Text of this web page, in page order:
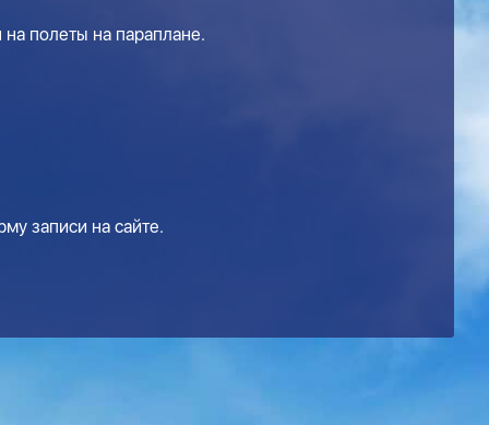
на полеты на параплане.
записи на сайте.